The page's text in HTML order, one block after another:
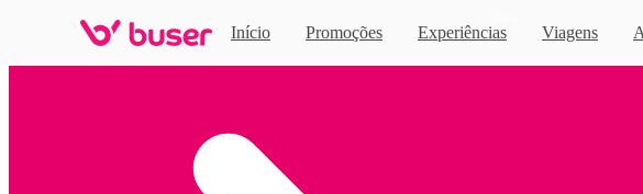
Início Promoções Experiências Viagens